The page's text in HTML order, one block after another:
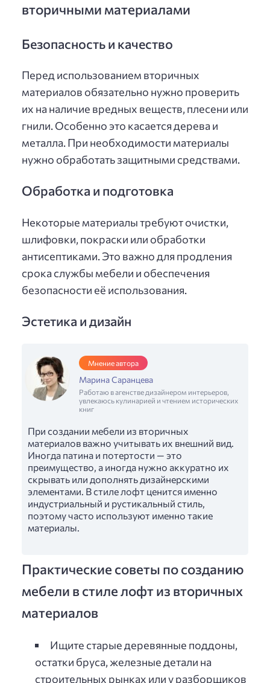
вторичными материалами
Безопасность и качество
Перед использованием вторичных
материалов обязательно нужно проверить
их на наличие вредных веществ, плесени или
гнили. Особенно это касается дерева и
металла. При необходимости материалы
нужно обработать защитными средствами.
Обработка и подготовка
Некоторые материалы требуют очистки,
шлифовки, покраски или обработки
антисептиками. Это важно для продления
срока службы мебели и обеспечения
безопасности её использования.
Эстетика и дизайн
Мнение автора
Марина Саранцева
Работаю в агенстве дизайнером интерьеров,
увлекаюсь кулинарией и чтением исторических
книг
При создании мебели из вторичных
материалов важно учитывать их внешний вид.
Иногда патина и потертости — это
преимущество, а иногда нужно аккуратно их
скрывать или дополнять дизайнерскими
элементами. В стиле лофт ценится именно
индустриальный и рустикальный стиль,
поэтому часто используют именно такие
материалы.
Практические советы по созданию
мебели в стиле лофт из вторичных
материалов
Ищите старые деревянные поддоны,
остатки бруса, железные детали на
строительных рынках или у разборщиков